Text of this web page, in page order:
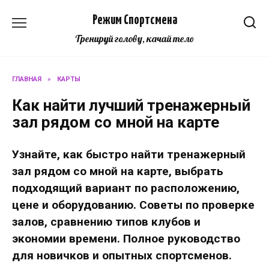
Режим Спортсмена
Тренируй голову, качай тело
ГЛАВНАЯ » КАРТЫ
Как найти лучший тренажерный
зал рядом со мной на карте
Узнайте, как быстро найти тренажерный
зал рядом со мной на карте, выбрать
подходящий вариант по расположению,
цене и оборудованию. Советы по проверке
залов, сравнению типов клубов и
экономии времени. Полное руководство
для новичков и опытных спортсменов.